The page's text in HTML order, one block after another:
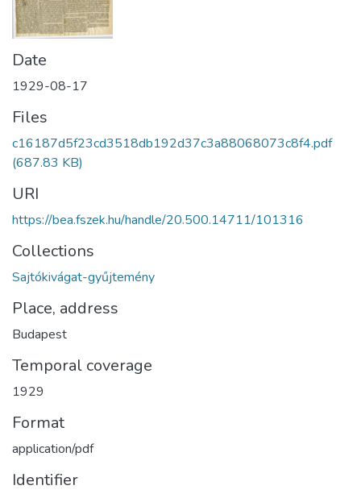
Date
1929-08-17
Files
c16187d5f23cd3518db192d37c3a88068073c8f4.pdf
(687.83 KB)
URI
https://bea.fszek.hu/handle/20.500.14711/101316
Collections
Sajtókivágat-gyűjtemény
Place, address
Budapest
Temporal coverage
1929
Format
application/pdf
Identifier